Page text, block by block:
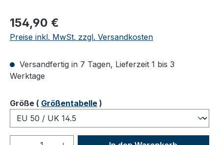
Regulärer Preis:
154,90 €
Preise inkl. MwSt. zzgl. Versandkosten
Versandfertig in 7 Tagen, Lieferzeit 1 bis 3
Werktage
Größeauswählen
( Größentabelle )